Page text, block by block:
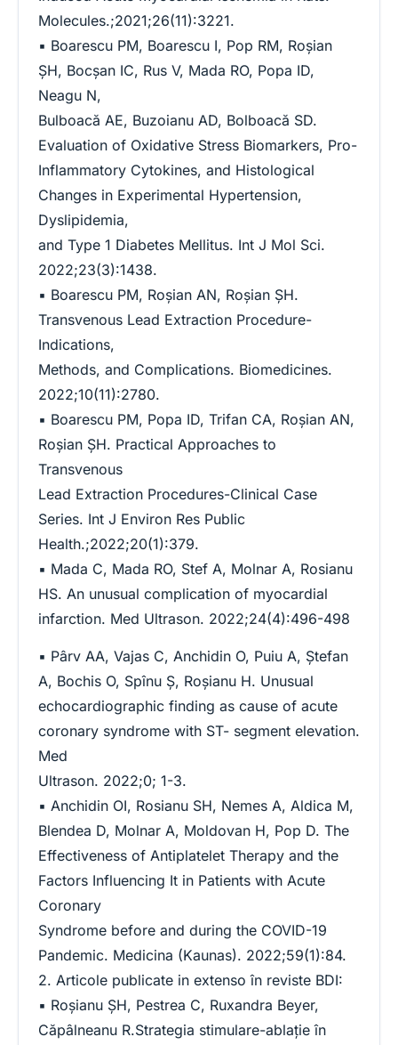
Molecules.;2021;26(11):3221.
▪ Boarescu PM, Boarescu I, Pop RM, Roşian
ŞH, Bocșan IC, Rus V, Mada RO, Popa ID,
Neagu N,
Bulboacă AE, Buzoianu AD, Bolboacă SD.
Evaluation of Oxidative Stress Biomarkers, Pro-
Inflammatory Cytokines, and Histological
Changes in Experimental Hypertension,
Dyslipidemia,
and Type 1 Diabetes Mellitus. Int J Mol Sci.
2022;23(3):1438.
▪ Boarescu PM, Roşian AN, Roşian ŞH.
Transvenous Lead Extraction Procedure-
Indications,
Methods, and Complications. Biomedicines.
2022;10(11):2780.
▪ Boarescu PM, Popa ID, Trifan CA, Roşian AN,
Roşian ŞH. Practical Approaches to
Transvenous
Lead Extraction Procedures-Clinical Case
Series. Int J Environ Res Public
Health.;2022;20(1):379.
▪ Mada C, Mada RO, Stef A, Molnar A, Rosianu
HS. An unusual complication of myocardial
infarction. Med Ultrason. 2022;24(4):496-498
▪ Pârv AA, Vajas C, Anchidin O, Puiu A, Ștefan
A, Bochis O, Spînu Ș, Roșianu H. Unusual
echocardiographic finding as cause of acute
coronary syndrome with ST- segment elevation.
Med
Ultrason. 2022;0; 1-3.
▪ Anchidin OI, Rosianu SH, Nemes A, Aldica M,
Blendea D, Molnar A, Moldovan H, Pop D. The
Effectiveness of Antiplatelet Therapy and the
Factors Influencing It in Patients with Acute
Coronary
Syndrome before and during the COVID-19
Pandemic. Medicina (Kaunas). 2022;59(1):84.
2. Articole publicate in extenso în reviste BDI:
▪ Roşianu ŞH, Pestrea C, Ruxandra Beyer,
Căpâlneanu R.Strategia stimulare-ablaţie în